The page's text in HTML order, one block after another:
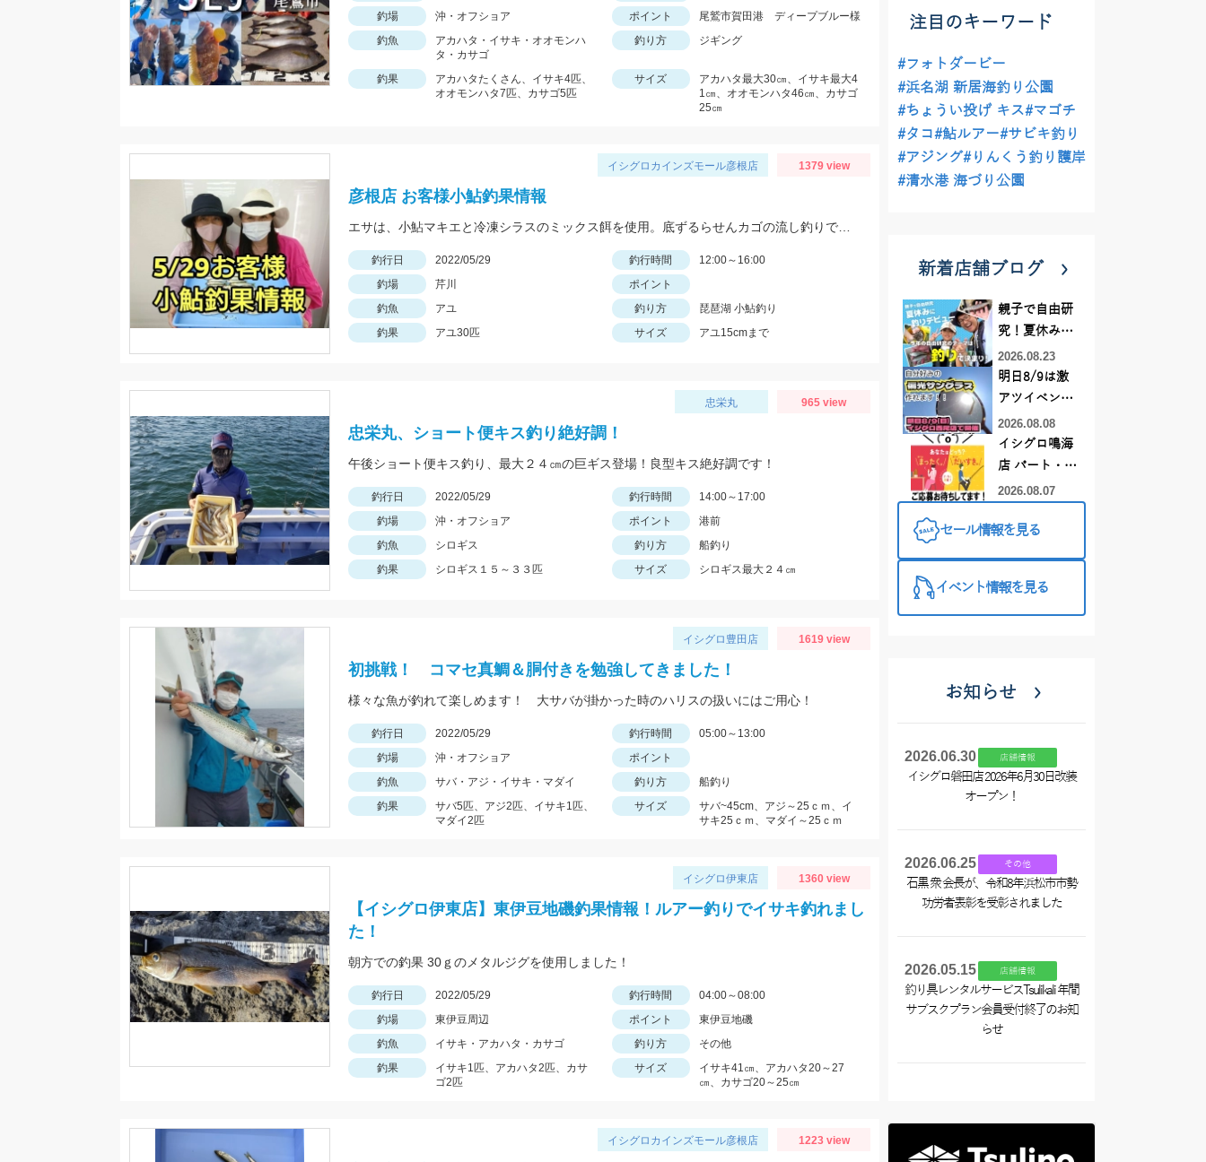
釣場
沖・オフショア ポイント
尾鷲市賀田港 ディープブルー様
釣魚
アカハタ・イサキ・オオモンハ
タ・カサゴ
釣り方 ジギング
釣果
アカハタたくさん、イサキ4匹、
オオモンハタ7匹、カサゴ5匹
サイズ
アカハタ最大30㎝、イサキ最大4
1㎝、オオモンハタ46㎝、カサゴ
25㎝
イシグロカインズモール彦根店 1379 view
彦根店 お客様小鮎釣果情報
釣行日 2022/05/29 釣行時間
12:00～16:00
釣場
芹川
ポイント
釣魚
アユ 釣り方
琵琶湖 小鮎釣り
釣果
アユ30匹 サイズ アユ15cmまで
忠栄丸 965 view
忠栄丸、ショート便キス釣り絶好調！
午後ショート便キス釣り、最大２４㎝の巨ギス登場！良型キス絶好調です！
釣行日 2022/05/29 釣行時間
14:00～17:00
釣場
沖・オフショア ポイント
港前
釣魚
シロギス 釣り方
船釣り
釣果
シロギス１５～３３匹 サイズ シロギス最大２４㎝
イシグロ豊田店 1619 view
初挑戦！ コマセ真鯛＆胴付きを勉強してきました！
様々な魚が釣れて楽しめます！ 大サバが掛かった時のハリスの扱いにはご用心！
釣行日 2022/05/29 釣行時間
05:00～13:00
釣場
沖・オフショア
ポイント
釣魚
サバ・アジ・イサキ・マダイ 釣り方
船釣り
釣果
サバ5匹、アジ2匹、イサキ1匹、
マダイ2匹
サイズ
サバ~45cm、アジ～25ｃｍ、イ
サキ25ｃｍ、マダイ～25ｃｍ
イシグロ伊東店 1360 view
【イシグロ伊東店】東伊豆地磯釣果情報！ルアー釣りでイサキ釣れまし
た！
朝方での釣果 30ｇのメタルジグを使用しました！
釣行日 2022/05/29 釣行時間
04:00～08:00
釣場
東伊豆周辺 ポイント
東伊豆地磯
釣魚
イサキ・アカハタ・カサゴ 釣り方
その他
釣果
イサキ1匹、アカハタ2匹、カサ
ゴ2匹
サイズ
イサキ41㎝、アカハタ20～27
㎝、カサゴ20～25㎝
イシグロカインズモール彦根店 1223 view
注目のキーワード
#フォトダービー
#浜名湖 新居海釣り公園
#ちょうい投げ キス#マゴチ
#タコ#鮎ルアー#サビキ釣り
#アジング#りんくう釣り護岸
#清水港 海づり公園
新着店舗ブログ
親子で自由研
究！夏休みに
釣りデビュー
2026.08.23
明日8/9は激
アツイベント
日！！！～オ
ーダー偏光グ
ラス受注会～
2026.08.08
イシグロ鳴海
店 パート・ア
ルバイトスタ
募集中！
2026.08.07
セール情報を見る
イベント情報を見る
お知らせ
2026.06.30 店舗情報
イシグロ磐田店 2026年6月30日改装
オープン！
2026.06.25 その他
石黒 衆 会長が、令和8年浜松市市勢
功労者表彰を受彰されました
2026.05.15 店舗情報
釣り具レンタルサービスTsulikali 年間
サブスクプラン会員受付終了のお知
らせ